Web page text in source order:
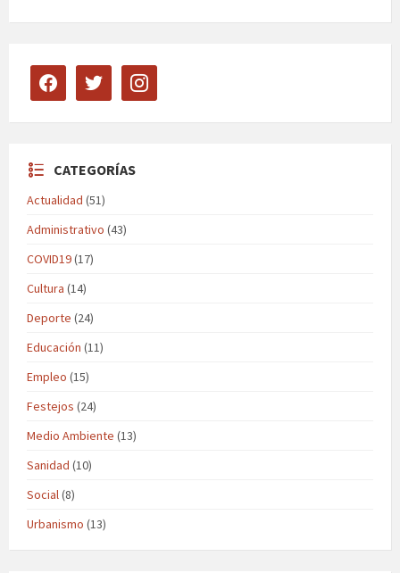
facebook twitter instagram
CATEGORÍAS
Actualidad (51)
Administrativo (43)
COVID19(17)
Cultura (14)
Deporte (24)
Educación (11)
Empleo (15)
Festejos (24)
Medio Ambiente (13)
Sanidad (10)
Social(8)
Urbanismo (13)